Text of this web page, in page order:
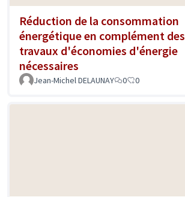
Réduction de la consommation
énergétique en complément des
travaux d'économies d'énergie
nécessaires
Jean-Michel DELAUNAY 0 0